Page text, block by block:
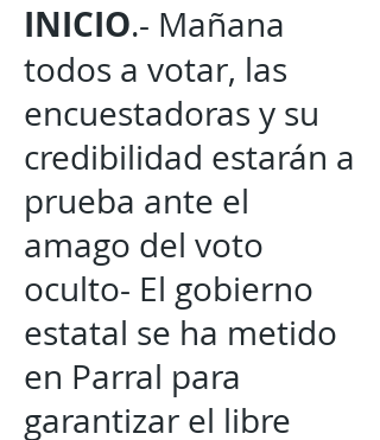
INICIO.- Mañana
todos a votar, las
encuestadoras y su
credibilidad estarán a
prueba ante el
amago del voto
oculto- El gobierno
estatal se ha metido
en Parral para
garantizar el libre